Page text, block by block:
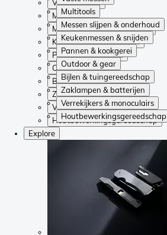
Multitools
Messen slijpen & onderhoud
Keukenmessen & snijden
Pannen & kookgerei
Outdoor & gear
Bijlen & tuingereedschap
Zaklampen & batterijen
Verrekijkers & monoculairs
Houtbewerkingsgereedschap
Vaste messen
Multitools
Messen slijpen & onderhoud
Keukenmessen & snijden
Pannen & kookgerei
Outdoor & gear
Bijlen & tuingereedschap
Zaklampen & batterijen
Verrekijkers & monoculairs
Houtbewerkingsgereedschap
Explore